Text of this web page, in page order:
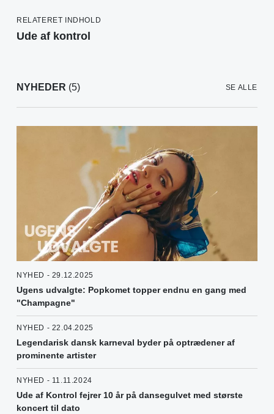
RELATERET INDHOLD
Ude af kontrol
NYHEDER (5) SE ALLE
NYHED - 29.12.2025
Ugens udvalgte: Popkomet topper endnu en gang med
"Champagne"
NYHED - 22.04.2025
Legendarisk dansk karneval byder på optrædener af
prominente artister
NYHED - 11.11.2024
Ude af Kontrol fejrer 10 år på dansegulvet med største
koncert til dato